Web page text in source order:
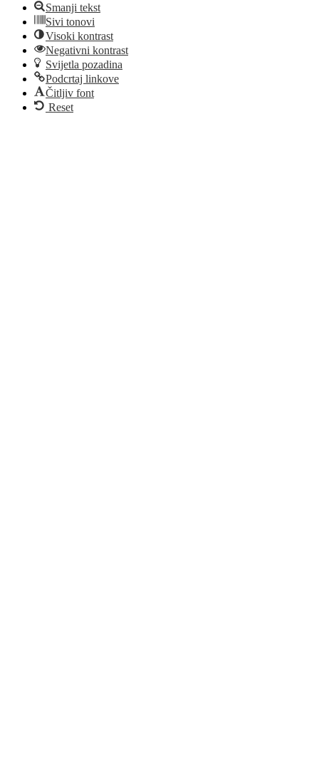
Smanji tekst
Sivi tonovi
Visoki kontrast
Negativni kontrast
Svijetla pozadina
Podcrtaj linkove
Čitljiv font
Reset